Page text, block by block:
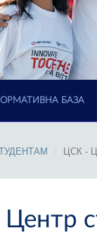
БАЗА
ЦСК -